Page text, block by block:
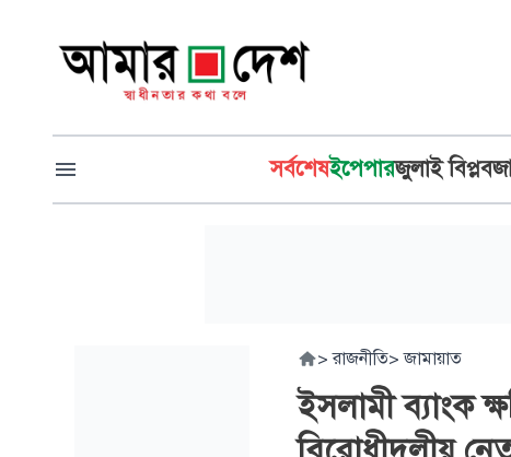
সর্বশেষইপেপারজুলাই বিপ্লব
> রাজনীতি> জামায়াত
ইসলামী ব্যাংক